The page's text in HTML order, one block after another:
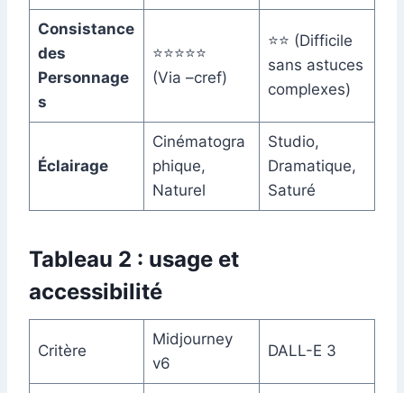
Consistance
des
Personnage
s
⭐⭐⭐⭐⭐
(Via –cref)
⭐⭐ (Difficile
sans astuces
complexes)
Éclairage
Cinématogra
phique,
Naturel
Studio,
Dramatique,
Saturé
Tableau 2 : usage et
accessibilité
Critère
Midjourney
v6
DALL-E 3